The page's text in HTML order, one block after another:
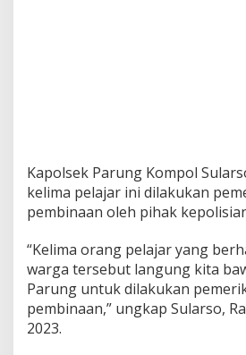
Kapolsek Parung Kompol
kelima pelajar ini dilakukan
pembinaan oleh pihak
“Kelima orang pelajar yang
warga tersebut langung kita
Parung untuk dilakukan
pembinaan,” ungkap Sularso,
2023.